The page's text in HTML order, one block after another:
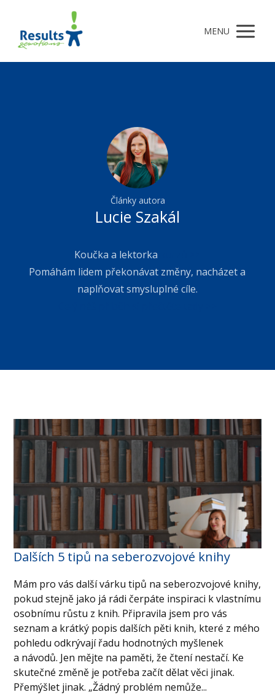
MENU
Články autora
Lucie Szakál
Koučka a lektorka
Pomáhám lidem překonávat změny, nacházet a
naplňovat smysluplné cíle.
Dalších 5 tipů na seberozvojové knihy
Mám pro vás další várku tipů na seberozvojové knihy,
pokud stejně jako já rádi čerpáte inspiraci k vlastnímu
osobnímu růstu z knih. Připravila jsem pro vás
seznam a krátký popis dalších pěti knih, které z mého
pohledu odkrývají řadu hodnotných myšlenek
a návodů. Jen mějte na paměti, že čtení nestačí. Ke
skutečné změně je potřeba začít dělat věci jinak.
Přemýšlet jinak. „Žádný problém nemůže...